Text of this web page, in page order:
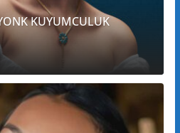
KUYUMCULUK